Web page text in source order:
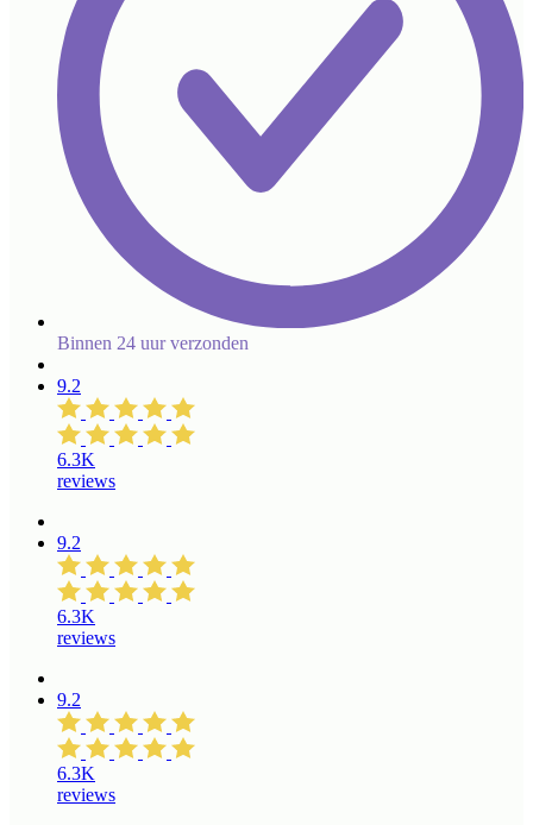
Binnen 24 uur verzonden
9.2
6.3K
reviews
9.2
6.3K
reviews
9.2
6.3K
reviews